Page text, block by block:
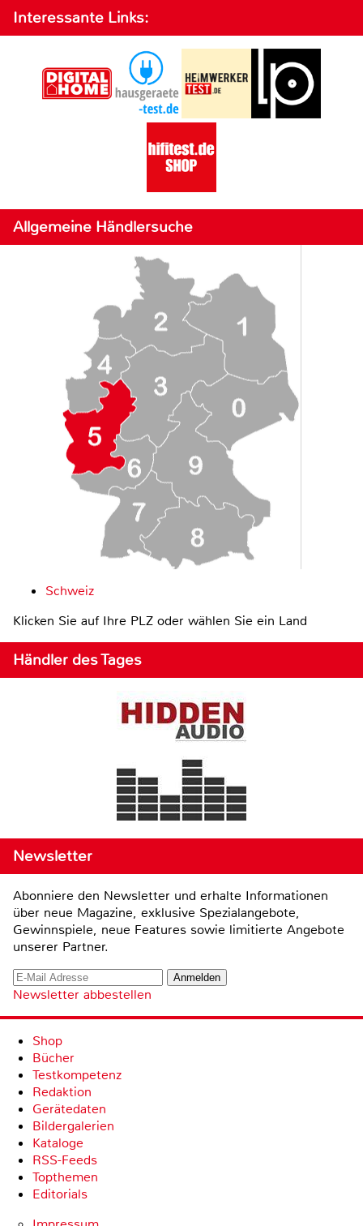
Interessante Links:
Allgemeine Händlersuche
Schweiz
Klicken Sie auf Ihre PLZ oder wählen Sie ein Land
Händler des Tages
Newsletter
Abonniere den Newsletter und erhalte Informationen
über neue Magazine, exklusive Spezialangebote,
Gewinnspiele, neue Features sowie limitierte Angebote
unserer Partner.
Newsletter abbestellen
Shop
Bücher
Testkompetenz
Redaktion
Gerätedaten
Bildergalerien
Kataloge
RSS-Feeds
Topthemen
Editorials